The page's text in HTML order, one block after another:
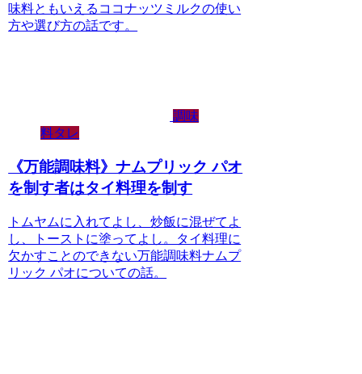
味料ともいえるココナッツミルクの使い
方や選び方の話です。
調味
料タレ
《万能調味料》ナムプリック パオ
を制す者はタイ料理を制す
トムヤムに入れてよし、炒飯に混ぜてよ
し、トーストに塗ってよし。タイ料理に
欠かすことのできない万能調味料ナムプ
リック パオについての話。